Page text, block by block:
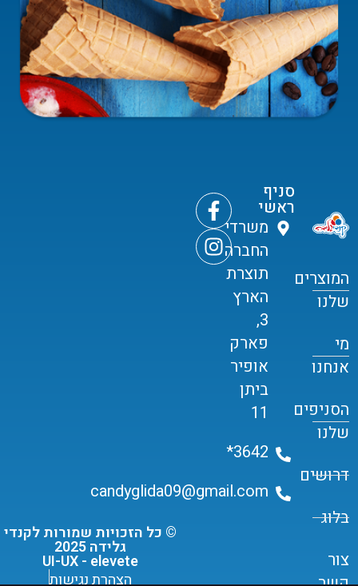
המוצרים
שלנו
מי
אנחנו
הסניפים
שלנו
דרושים
בלוג
צור
סניף
ראשי
משרדי
החברה
תוצרת
הארץ
3,
פארק
אופיר
ביתן
11
3642*
candyglida09@gmail.com
הצהרת נגישות
© כל הזכויות שמורות לקנדי
גלידה 2025
UI-UX - elevete